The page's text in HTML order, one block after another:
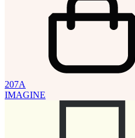
207A
IMAGINE